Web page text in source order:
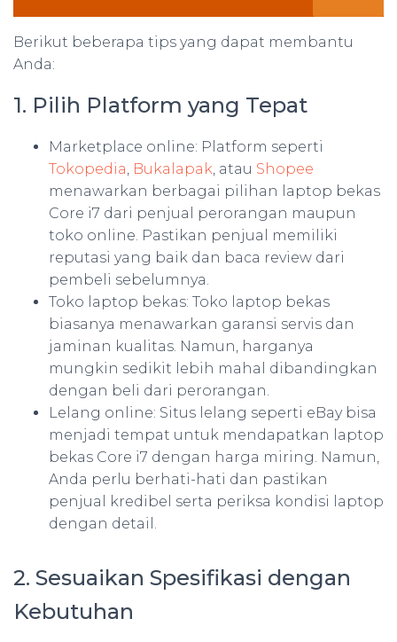
Berikut beberapa tips yang dapat membantu
Anda:
1. Pilih Platform yang Tepat
Marketplace online: Platform seperti
Tokopedia, Bukalapak, atau Shopee
menawarkan berbagai pilihan laptop bekas
Core i7 dari penjual perorangan maupun
toko online. Pastikan penjual memiliki
reputasi yang baik dan baca review dari
pembeli sebelumnya.
Toko laptop bekas: Toko laptop bekas
biasanya menawarkan garansi servis dan
jaminan kualitas. Namun, harganya
mungkin sedikit lebih mahal dibandingkan
dengan beli dari perorangan.
Lelang online: Situs lelang seperti eBay bisa
menjadi tempat untuk mendapatkan laptop
bekas Core i7 dengan harga miring. Namun,
Anda perlu berhati-hati dan pastikan
penjual kredibel serta periksa kondisi laptop
dengan detail.
2. Sesuaikan Spesifikasi dengan
Kebutuhan